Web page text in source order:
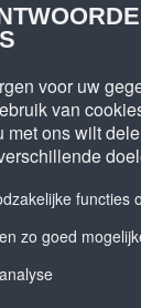
- eindloos gelast
voor uw
van
met ons wilt
functies
zo goed